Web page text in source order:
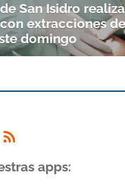
San Isidro
extracciones
domingo
apps: